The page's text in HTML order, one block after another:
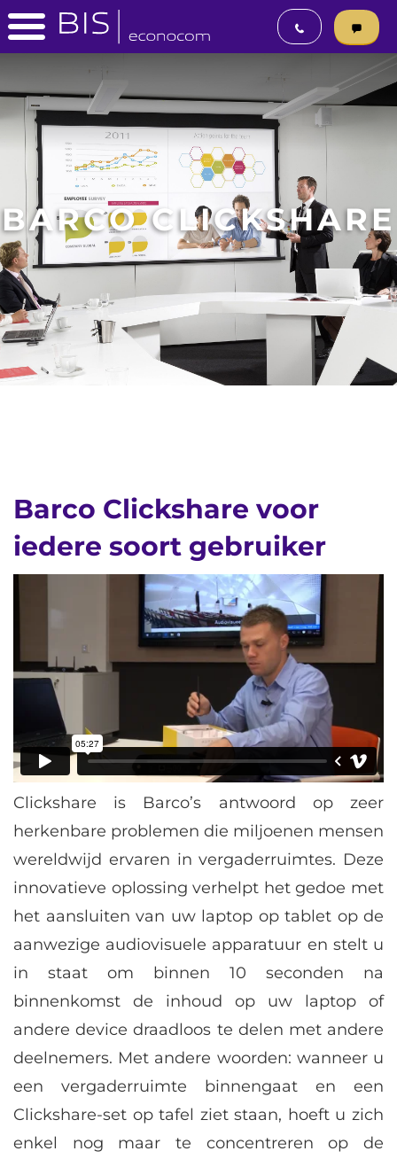
BARCO CLICKSHARE
Barco Clickshare voor
iedere soort gebruiker
Clickshare is Barco’s antwoord op zeer
herkenbare problemen die miljoenen mensen
wereldwijd ervaren in vergaderruimtes. Deze
innovatieve oplossing verhelpt het gedoe met
het aansluiten van uw laptop op tablet op de
aanwezige audiovisuele apparatuur en stelt u
in staat om binnen 10 seconden na
binnenkomst de inhoud op uw laptop of
andere device draadloos te delen met andere
deelnemers. Met andere woorden: wanneer u
een vergaderruimte binnengaat en een
Clickshare-set op tafel ziet staan, hoeft u zich
enkel nog maar te concentreren op de